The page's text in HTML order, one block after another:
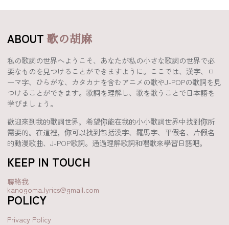
ABOUT歌の胡麻
私の歌詞の世界へようこそ、あなたが私の小さな歌詞の世界で必
要なものを見つけることができますように。ここでは、漢字、ロ
ーマ字、ひらがな、カタカナを含むアニメの歌やJ-POPの歌詞を見
つけることができます。歌詞を理解し、歌を歌うことで日本語を
学びましょう。
歡迎來到我的歌詞世界，希望你能在我的小小歌詞世界中找到你所
需要的。在這裡，你可以找到包括漢字、羅馬字、平假名、片假名
的動漫歌曲、J-POP歌詞。通過理解歌詞和唱歌來學習日語吧。
KEEP IN TOUCH
聯絡我
kanogoma.lyrics@gmail.com
POLICY
Privacy Policy